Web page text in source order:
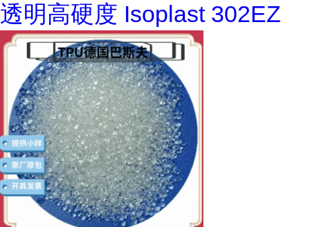
透明高硬度 Isoplast 302EZ